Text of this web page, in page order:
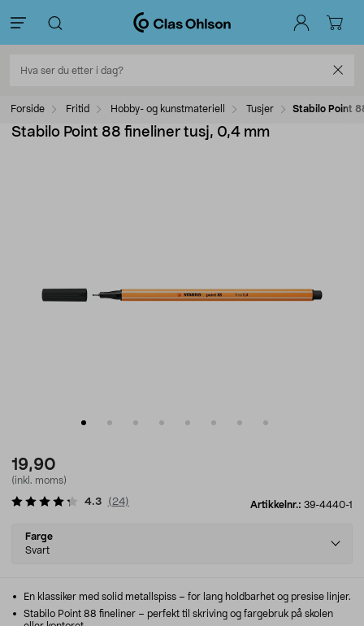
Forside Fritid Hobby- og kunstmateriell Tusjer Stabilo Point
Stabilo Point 88 fineliner tusj, 0,4 mm
19,90
(inkl. moms)
Artikkelnr.: 39-4440-1
4.3 ( 24)
Select
variant
Farge
Svart
En klassiker med solid metallspiss – for lang holdbarhet og presise linjer.
Stabilo Point 88 fineliner – perfekt til skriving og fargebruk på skolen